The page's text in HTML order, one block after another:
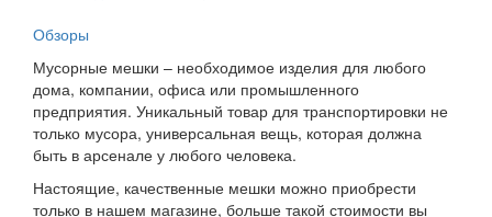
Обзоры
Мусорные мешки – необходимое изделия для любого
дома, компании, офиса или промышленного
предприятия. Уникальный товар для транспортировки не
только мусора, универсальная вещь, которая должна
быть в арсенале у любого человека.
Настоящие, качественные мешки можно приобрести
только в нашем магазине, больше такой стоимости вы